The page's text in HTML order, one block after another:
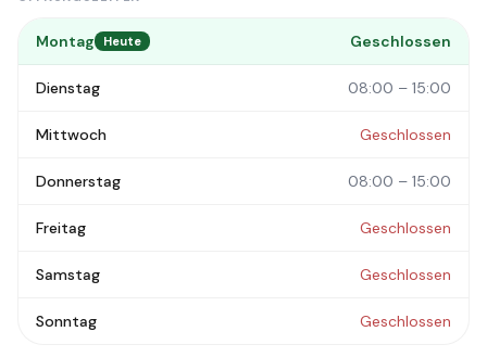
Montag Heute Geschlossen
Dienstag 08:00 – 15:00
Mittwoch Geschlossen
Donnerstag 08:00 – 15:00
Freitag Geschlossen
Samstag Geschlossen
Sonntag Geschlossen